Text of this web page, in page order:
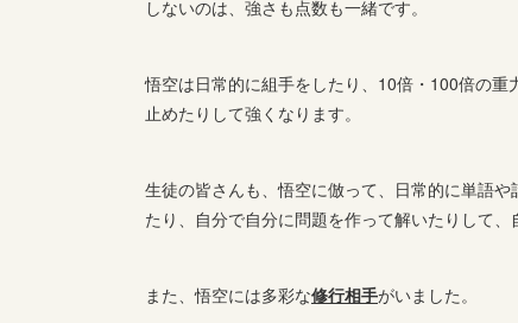
しないのは、強さも点数も一緒です。
悟空は日常的に組手をしたり、10倍・100倍の
止めたりして強くなります。
生徒の皆さんも、悟空に倣って、日常的に単語
たり、自分で自分に問題を作って解いたりして、
また、悟空には多彩な修行相手がいました。